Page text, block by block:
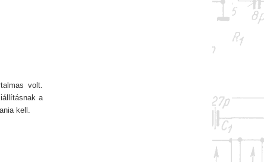
volt.
a
kell.